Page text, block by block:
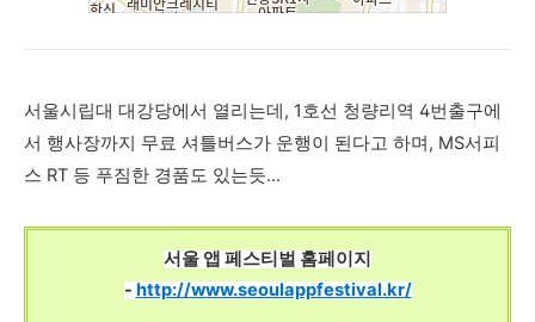
서울시립대 대강당에서 열리는데, 1호선 청량리역 4번출구에
서 행사장까지 무료 셔틀버스가 운행이 된다고 하며, MS서피
스 RT 등 푸짐한 경품도 있는듯...
서울 앱 페스티벌 홈페이지
- http://www.seoulappfestival.kr/